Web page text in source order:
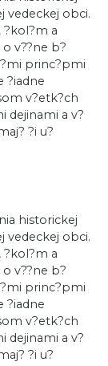
vedeckej obci.
a
v??ne b?
princ?pmi
?iadne
v?etk?ch
dejinami a v?
?i u?
historickej
vedeckej obci.
a
v??ne b?
princ?pmi
?iadne
v?etk?ch
dejinami a v?
?i u?